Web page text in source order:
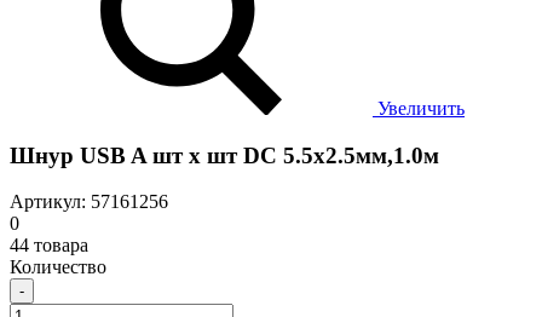
Увеличить
Шнур USB A шт x шт DC 5.5х2.5мм,1.0м
Артикул: 57161256
0
44 товара
Количество
-